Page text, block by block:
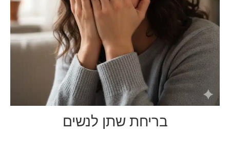
בריחת שתן לנשים